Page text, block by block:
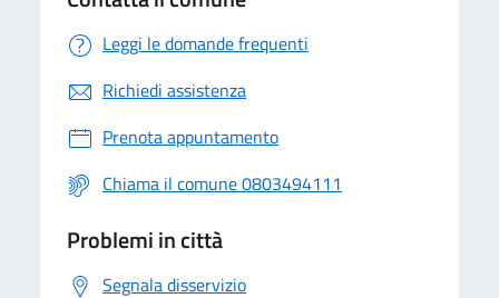
Leggi le domande frequenti
Richiedi assistenza
Prenota appuntamento
Chiama il comune 0803494111
Problemi in città
Segnala disservizio